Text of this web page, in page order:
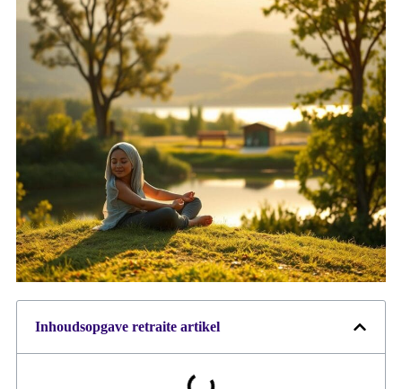
Inhoudsopgave retraite artikel